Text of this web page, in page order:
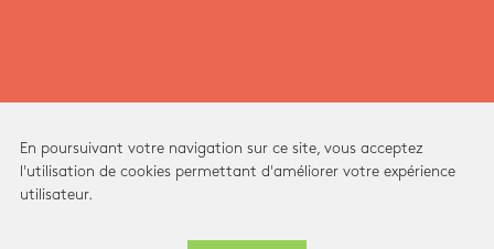
En poursuivant votre navigation sur ce site, vous acceptez
l'utilisation de cookies permettant d'améliorer votre expérience
utilisateur.